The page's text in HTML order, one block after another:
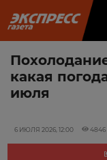
какая
июля
6 ИЮЛЯ 2026, 12:00 4846